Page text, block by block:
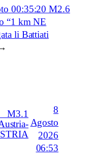
00:35:20 M2.6
“1 km NE
li Battiati
8
Agosto
2026
06:53